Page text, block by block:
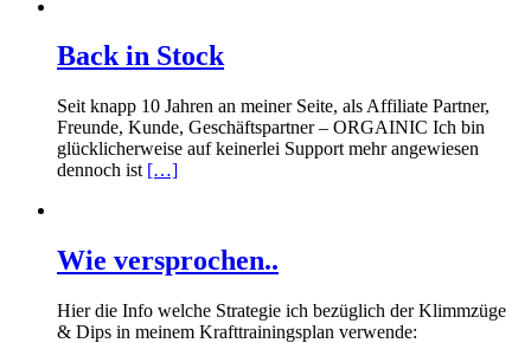
Back in Stock
Seit knapp 10 Jahren an meiner Seite, als Affiliate Partner,
Freunde, Kunde, Geschäftspartner – ORGAINIC Ich bin
glücklicherweise auf keinerlei Support mehr angewiesen
dennoch ist […]
Wie versprochen..
Hier die Info welche Strategie ich bezüglich der Klimmzüge
& Dips in meinem Krafttrainingsplan verwende: